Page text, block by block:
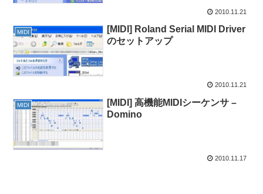
2010.11.21
MIDI
[MIDI] Roland Serial MIDI Driver
のセットアップ
2010.11.21
MIDI
[MIDI] 高機能MIDIシーケンサ –
Domino
2010.11.17